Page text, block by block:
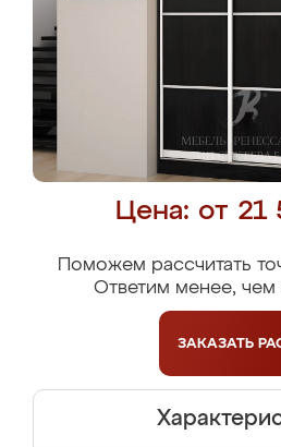
Цена: от 21
Поможем рассчитать
Ответим менее, чем
ЗАКАЗАТЬ